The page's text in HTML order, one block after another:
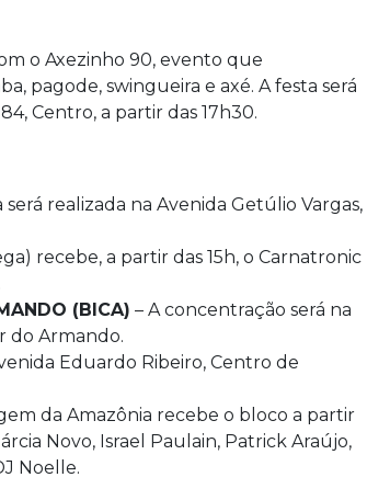
o Axezinho 90, evento que
pagode, swingueira e axé. A festa será
Centro, a partir das 17h30.
realizada na Avenida Getúlio Vargas,
recebe, a partir das 15h, o Carnatronic
(BICA) – A concentração será na
do Armando.
Eduardo Ribeiro, Centro de
da Amazônia recebe o bloco a partir
Novo, Israel Paulain, Patrick Araújo,
Noelle.